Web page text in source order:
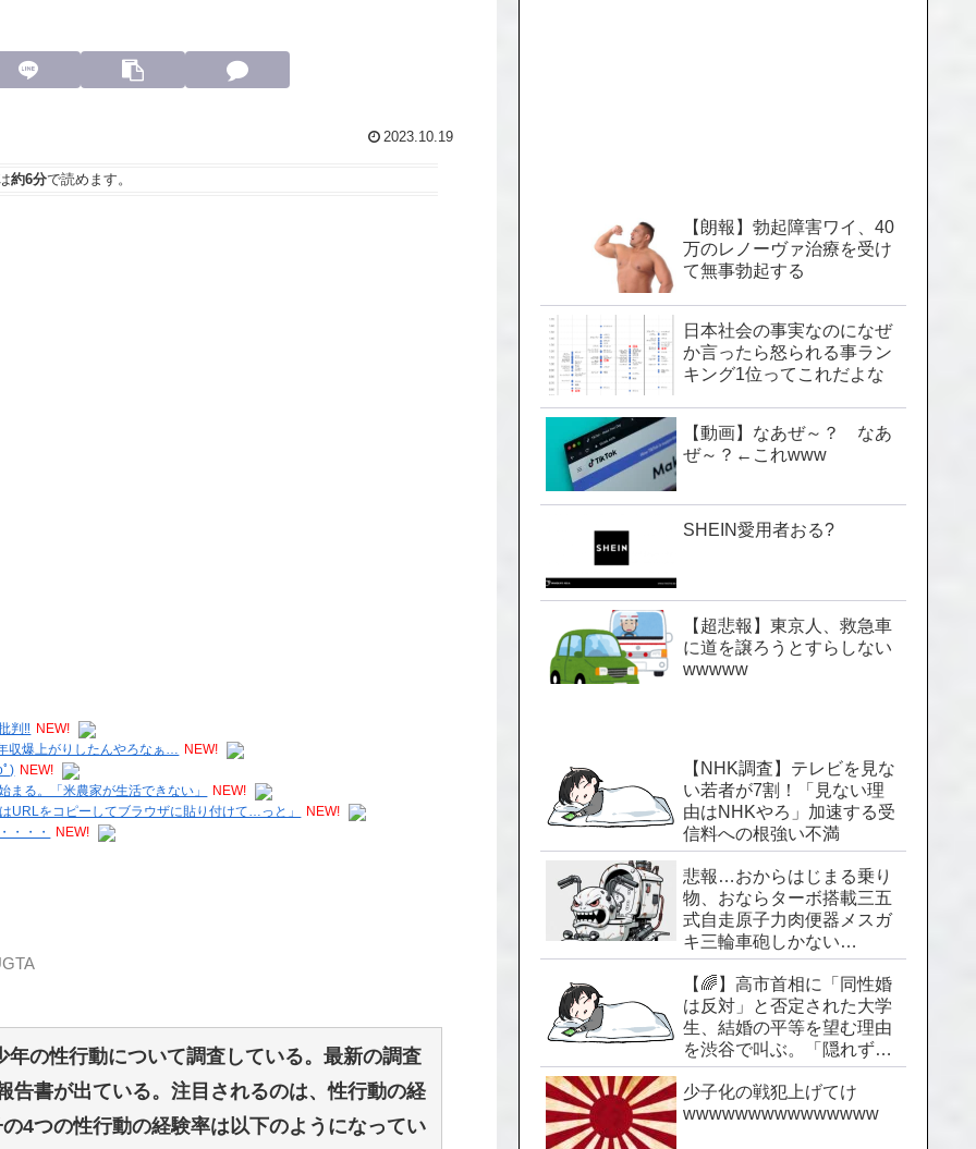
2023.10.19
約6分で読めます。
判‼ NEW!
収爆上がりしたんやろなぁ… NEW!
ﾟ) NEW!
る。「米農家が生活できない」
NEW!
URLをコピーしてブラウザに貼り付けて…っと」
NEW!
・・・
NEW!
の性行動について調査している。最新の調査
書が出ている。 注目されるのは、性行動の経
4つの性行動の経験率は以下のようになってい
【朗報】勃起障害ワイ、40
万のレノーヴァ治療を受け
て無事勃起する
日本社会の事実なのになぜ
か言ったら怒られる事ラン
キング1位ってこれだよな
【動画】なあぜ～？ なあ
ぜ～？←これwww
SHEIN愛用者おる?
【超悲報】東京人、救急車
に道を譲ろうとすらしない
wwwww
【NHK調査】テレビを見な
い若者が7割！「見ない理
由はNHKやろ」加速する受
信料への根強い不満
悲報…おからはじまる乗り
物、おならターボ搭載三五
式自走原子力肉便器メスガ
キ三輪車砲しかない…
【🌈】高市首相に「同性婚
は反対」と否定された大学
生、結婚の平等を望む理由
を渋谷で叫ぶ。「隠れずに
生きられる社会を」
少子化の戦犯上げてけ
wwwwwwwwwwwwwww